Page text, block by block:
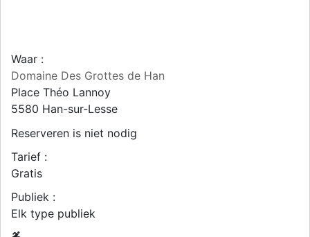
Waar :
Domaine Des Grottes de Han
Place Théo Lannoy
5580 Han-sur-Lesse
Reserveren is niet nodig
Tarief :
Gratis
Publiek :
Elk type publiek